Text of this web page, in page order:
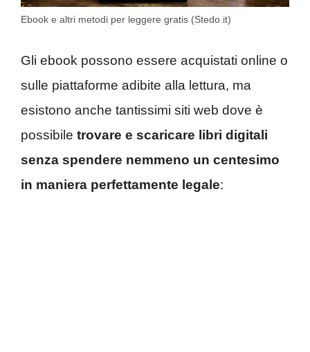
Ebook e altri metodi per leggere gratis (Stedo.it)
Gli ebook possono essere acquistati online o
sulle piattaforme adibite alla lettura, ma
esistono anche tantissimi siti web dove è
possibile trovare e scaricare libri digitali
senza spendere nemmeno un centesimo
in maniera perfettamente legale: